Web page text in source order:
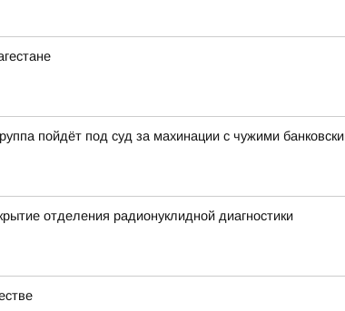
пойдёт под суд за махинации с чужими
отделения радионуклидной диагностики